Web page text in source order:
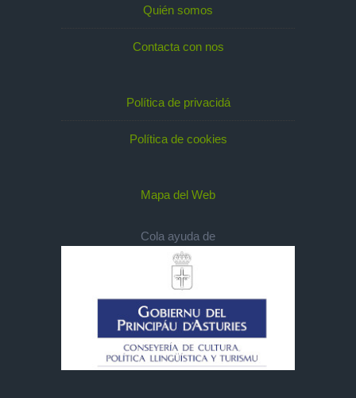
Quién somos
Contacta con nos
Política de privacidá
Política de cookies
Mapa del Web
Cola ayuda de